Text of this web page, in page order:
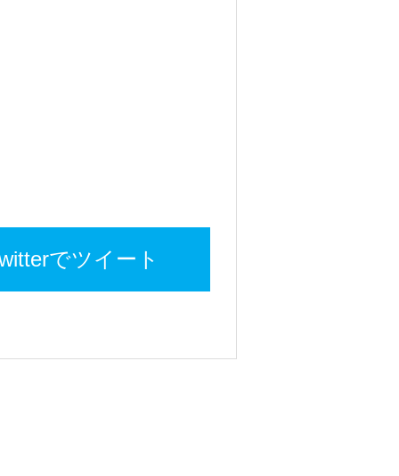
でツイート